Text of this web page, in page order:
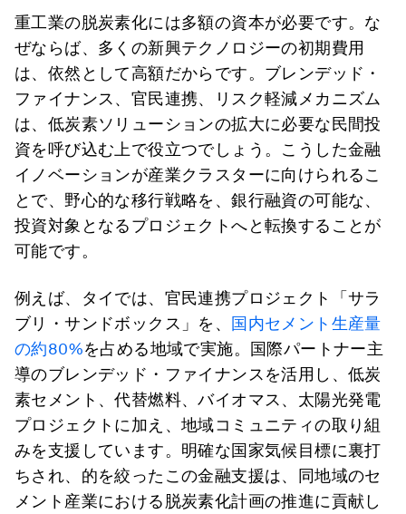
重工業の脱炭素化には多額の資本が必要です。な
ぜならば、多くの新興テクノロジーの初期費用
は、依然として高額だからです。ブレンデッド・
ファイナンス、官民連携、リスク軽減メカニズム
は、低炭素ソリューションの拡大に必要な民間投
資を呼び込む上で役立つでしょう。こうした金融
イノベーションが産業クラスターに向けられるこ
とで、野心的な移行戦略を、銀行融資の可能な、
投資対象となるプロジェクトへと転換することが
可能です。
例えば、タイでは、官民連携プロジェクト「サラ
ブリ・サンドボックス」を、 国内セメント生産量
の約80%を占める地域で実施。国際パートナー主
導のブレンデッド・ファイナンスを活用し、低炭
素セメント、代替燃料、バイオマス、太陽光発電
プロジェクトに加え、地域コミュニティの取り組
みを支援しています。明確な国家気候目標に裏打
ちされ、的を絞ったこの金融支援は、同地域のセ
メント産業における脱炭素化計画の推進に貢献し